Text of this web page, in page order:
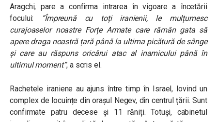
Aragchi, pare a confirma intrarea în vigoare a încetării
focului:
“Împreună cu toți iranienii, le mulțumesc
curajoaselor noastre Forțe Armate care rămân gata să
apere draga noastră țară până la ultima picătură de sânge
și care au răspuns oricărui atac al inamicului până în
ultimul moment”, a scris el.
Rachetele iraniene au ajuns între timp în Israel, lovind un
complex de locuințe din orașul Negev, din centrul țării. Sunt
confirmate patru decese și 11 răniți. Totuși, cabinetul